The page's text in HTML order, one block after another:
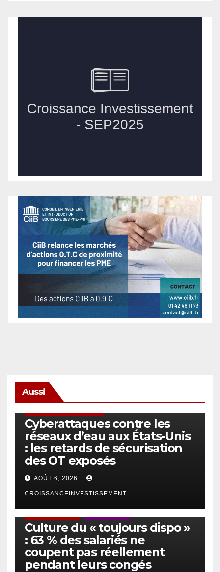
Aussi
Cyberattaques contre les
réseaux d’eau aux États-Unis
: les retards de sécurisation
des OT exposés
AOÛT 6, 2026
CROISSANCEINVESTISSEMENT
Culture du « toujours dispo »
: 63 % des salariés ne
coupent pas réellement
pendant leurs congés